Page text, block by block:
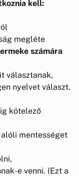
kell:
megléte
számára
választanak,
nyelvet választ.
kötelező
mentességet
e venni. (Ezt a